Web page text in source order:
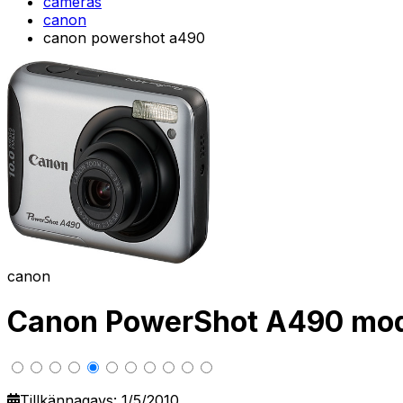
canon
canon powershot a490
canon
Canon PowerShot A490